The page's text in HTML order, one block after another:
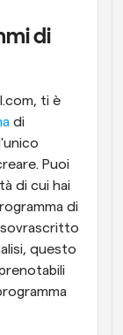
di
ti è
di
Puoi
di cui hai
di
questo